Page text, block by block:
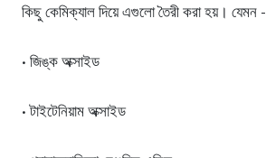
কিছু কেমিক্যাল দিয়ে এগুলো তৈরী করা হয়। যেমন -
• জিঙ্ক অক্সাইড
• টাইটেনিয়াম অক্সাইড